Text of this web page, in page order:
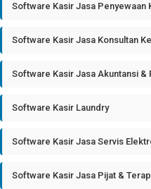
Software Kasir Jasa Penyewaan
Software Kasir Jasa Konsultan
Software Kasir Jasa Akuntansi &
Software Kasir Laundry
Software Kasir Jasa Servis
Software Kasir Jasa Pijat &